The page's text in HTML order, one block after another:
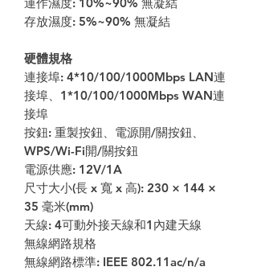
存放濕度: 5%~90% 無凝結
硬體規格
連接埠: 4*10/100/1000Mbps LAN連
接埠、1*10/100/1000Mbps WAN連
接埠
按鈕: 重製按鈕、電源開/關按鈕、
WPS/Wi-Fi開/關按鈕
電源供應: 12V/1A
尺寸大小(長 x 寬 x 高): 230 × 144 ×
35 毫米(mm)
天線: 4可動外接天線和1內建天線
無線網路規格
無線網路標準: IEEE 802.11ac/n/a